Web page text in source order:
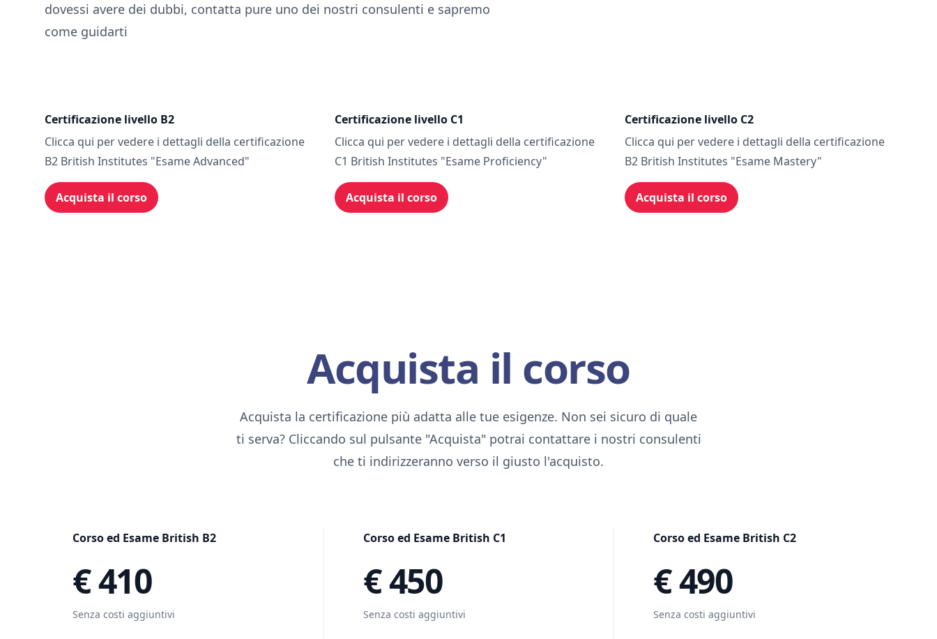
dovessi avere dei dubbi, contatta pure uno dei nostri consulenti e sapremo
come guidarti
Certificazione livello B2
Clicca qui per vedere i dettagli della certificazione
B2 British Institutes "Esame Advanced"
Acquista il corso
Certificazione livello C1
Clicca qui per vedere i dettagli della certificazione
C1 British Institutes "Esame Proficiency"
Acquista il corso
Certificazione livello C2
Clicca qui per vedere i dettagli della certificazione
B2 British Institutes "Esame Mastery"
Acquista il corso
Acquista il corso
Acquista la certificazione più adatta alle tue esigenze. Non sei sicuro di quale
ti serva? Cliccando sul pulsante "Acquista" potrai contattare i nostri consulenti
che ti indirizzeranno verso il giusto l'acquisto.
Corso ed Esame British B2
€ 410
Senza costi aggiuntivi
Corso ed Esame British C1
€ 450
Senza costi aggiuntivi
Corso ed Esame British C2
€ 490
Senza costi aggiuntivi